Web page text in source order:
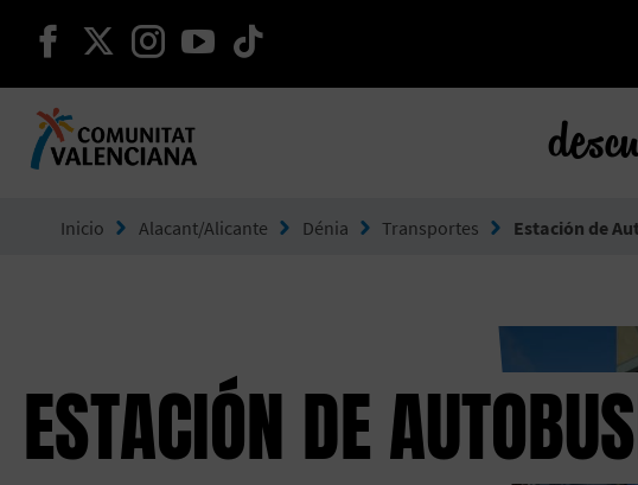
seguir en facebook
seguir en twitter
seguir en instagram
seguir en youtube
Inicio Alacant/Alicante Dénia Transportes Estación de
ESTACIÓN DE